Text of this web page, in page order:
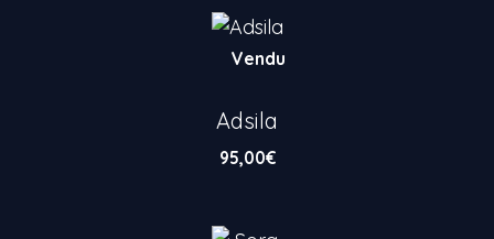
Vendu
Adsila
95,00€